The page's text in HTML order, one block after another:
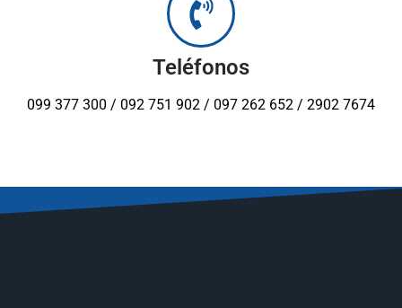
Teléfonos
099 377 300 / 092 751 902 / 097 262 652 / 2902 7674